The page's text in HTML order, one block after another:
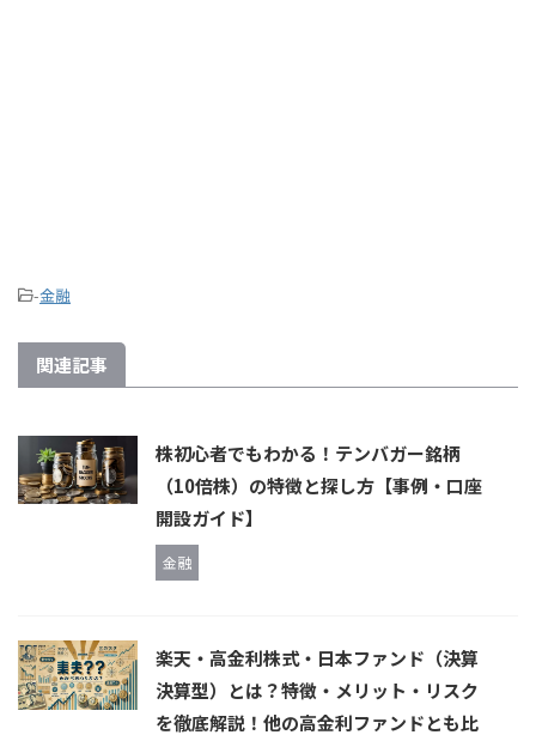
-金融
関連記事
株初心者でもわかる！テンバガー銘柄
（10倍株）の特徴と探し方【事例・口座
開設ガイド】
金融
楽天・高金利株式・日本ファンド（決算
決算型）とは？特徴・メリット・リスク
を徹底解説！他の高金利ファンドとも比